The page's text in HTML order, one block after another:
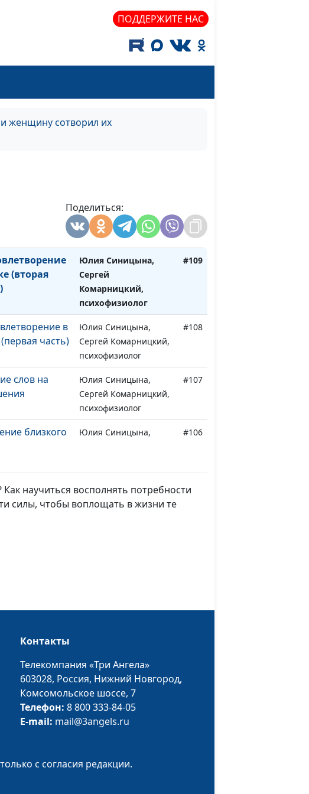
ПОДДЕРЖИТЕ НАС
женщину сотворил их
Поделиться:
Алена Левченко,
психолог
реакция
Александр Сахаров,
Алена Левченко,
#113
Александр Сахаров,
психолог
#112
Юлия Синицына,
Сергей Комарницкий,
психофизиолог
(вторая
Юлия Синицына,
Сергей
Комарницкий,
психофизиолог
#109
в
часть)
Юлия Синицына,
Сергей Комарницкий,
психофизиолог
#108
слов на
Юлия Синицына,
Сергей Комарницкий,
психофизиолог
#107
близкого
Юлия Синицына,
#106
близкого
(первая
Сергей Комарницкий,
психофизиолог
в браке
психофизиолог
брак?
Юлия Синицына,
Сергей Комарницкий,
психофизиолог
Сергей Комарницкий,
научиться восполнять потребности
силы, чтобы воплощать в жизни те
Контакты
Телекомпания «Три Ангела»
603028, Россия, Нижний Новгород,
Комсомольское шоссе, 7
Телефон: 8 800 333-84-05
E-mail: mail@3angels.ru
с согласия редакции.